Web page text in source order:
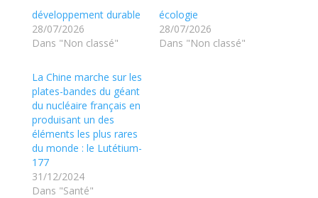
développement durable
28/07/2026
Dans "Non classé"
écologie
28/07/2026
Dans "Non classé"
La Chine marche sur les
plates-bandes du géant
du nucléaire français en
produisant un des
éléments les plus rares
du monde : le Lutétium-
177
31/12/2024
Dans "Santé"